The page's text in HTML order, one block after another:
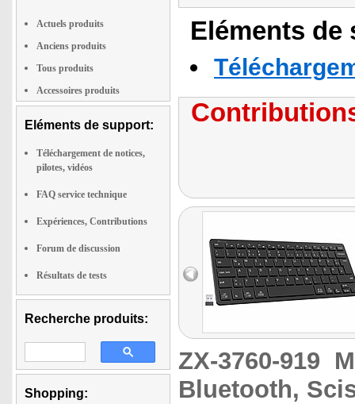
Actuels produits
Anciens produits
Tous produits
Accessoires produits
Eléments de support:
Téléchargement de notices,
pilotes, vidéos
FAQ service technique
Expériences, Contributions
Forum de discussion
Résultats de tests
Recherche produits:
Shopping:
Eléments
ZX-3760-919
Bluetooth,